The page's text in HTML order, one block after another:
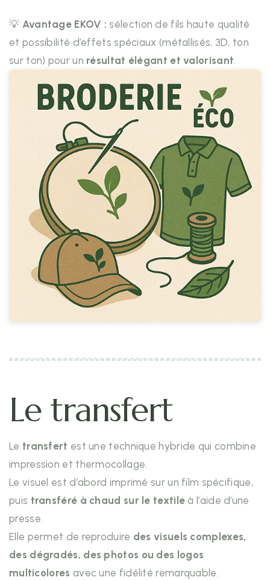
💡 Avantage EKOV : sélection de fils haute qualité
et possibilité d’effets spéciaux (métallisés, 3D, ton
sur ton) pour un résultat élégant et valorisant.
Le transfert
Le transfert est une technique hybride qui combine
impression et thermocollage.
Le visuel est d’abord imprimé sur un film spécifique,
puis transféré à chaud sur le textile à l’aide d’une
presse.
Elle permet de reproduire des visuels complexes,
des dégradés, des photos ou des logos
multicolores avec une fidélité remarquable.